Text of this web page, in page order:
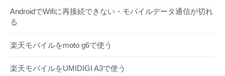
AndroidでWifiに再接続できない・モバイルデータ通信が切れ
る
楽天モバイルをmoto g6で使う
楽天モバイルをUMIDIGI A3で使う